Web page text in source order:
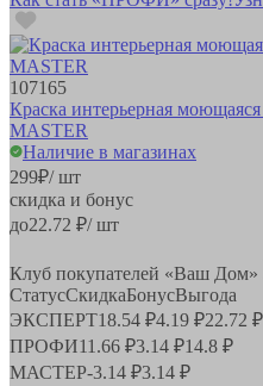
107165
Краска интерьерная
MASTER
Наличие в магазинах
299₽/ шт
скидка и бонус
до22.72 ₽/ шт
Клуб покупателей «Ваш Дом»
СтатусСкидкаБонусВыгода
ЭКСПЕРТ18.54 ₽4.19 ₽22.72 ₽
ПРОФИ11.66 ₽3.14 ₽14.8 ₽
МАСТЕР-3.14 ₽3.14 ₽